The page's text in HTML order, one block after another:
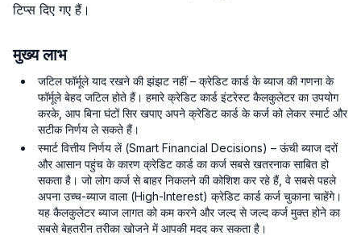
टिप्स दिए गए हैं।
मुख्य लाभ
जटिल फॉर्मूले याद रखने की झंझट नहीं – क्रेडिट कार्ड के ब्याज की गणना के
फॉर्मूले बेहद जटिल होते हैं। हमारे क्रेडिट कार्ड इंटरेस्ट कैलकुलेटर का उपयोग
करके, आप बिना घंटों सिर खपाए अपने क्रेडिट कार्ड के कर्ज को लेकर स्मार्ट और
सटीक निर्णय ले सकते हैं।
स्मार्ट वित्तीय निर्णय लें (Smart Financial Decisions) – ऊंची ब्याज दरों
और आसान पहुंच के कारण क्रेडिट कार्ड का कर्ज सबसे खतरनाक साबित हो
सकता है। जो लोग कर्ज से बाहर निकलने की कोशिश कर रहे हैं, वे सबसे पहले
अपना उच्च-ब्याज वाला (High-Interest) क्रेडिट कार्ड कर्ज चुकाना चाहेंगे।
यह कैलकुलेटर ब्याज लागत को कम करने और जल्द से जल्द कर्ज मुक्त होने का
सबसे बेहतरीन तरीका खोजने में आपकी मदद कर सकता है।